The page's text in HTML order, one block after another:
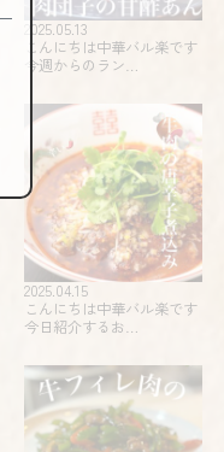
2025.05.13
こんにちは中華バル楽です
今週からのラン…
2025.04.15
こんにちは中華バル楽です
今日紹介するお…